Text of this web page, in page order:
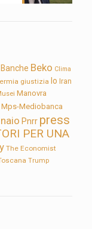
Banche Beko Clima
giustizia Io Iran
Manovra
Mps-Mediobanca
Pnrr press
PER UNA
The Economist
Trump